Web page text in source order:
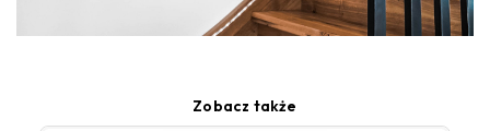
Zobacz także